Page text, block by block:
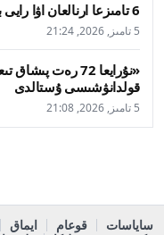
6 تامىزعا ارنالعان اۋا رايى بولجامى قانداي?
5 تامىز, 2026, 21:24
«نۇرايعا 72 رەت
قولدانۋشىسى ۇستالدى
5 تامىز, 2026, 21:08
ساياسات قوعام ايماق